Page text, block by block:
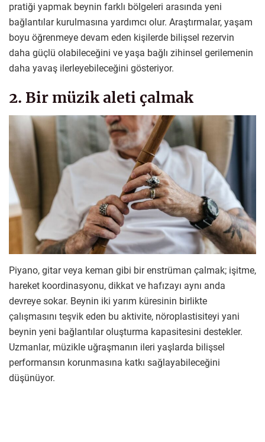
pratiği yapmak beynin farklı bölgeleri arasında yeni
bağlantılar kurulmasına yardımcı olur. Araştırmalar, yaşam
boyu öğrenmeye devam eden kişilerde bilişsel rezervin
daha güçlü olabileceğini ve yaşa bağlı zihinsel gerilemenin
daha yavaş ilerleyebileceğini gösteriyor.
2. Bir müzik aleti çalmak
Piyano, gitar veya keman gibi bir enstrüman çalmak; işitme,
hareket koordinasyonu, dikkat ve hafızayı aynı anda
devreye sokar. Beynin iki yarım küresinin birlikte
çalışmasını teşvik eden bu aktivite, nöroplastisiteyi yani
beynin yeni bağlantılar oluşturma kapasitesini destekler.
Uzmanlar, müzikle uğraşmanın ileri yaşlarda bilişsel
performansın korunmasına katkı sağlayabileceğini
düşünüyor.